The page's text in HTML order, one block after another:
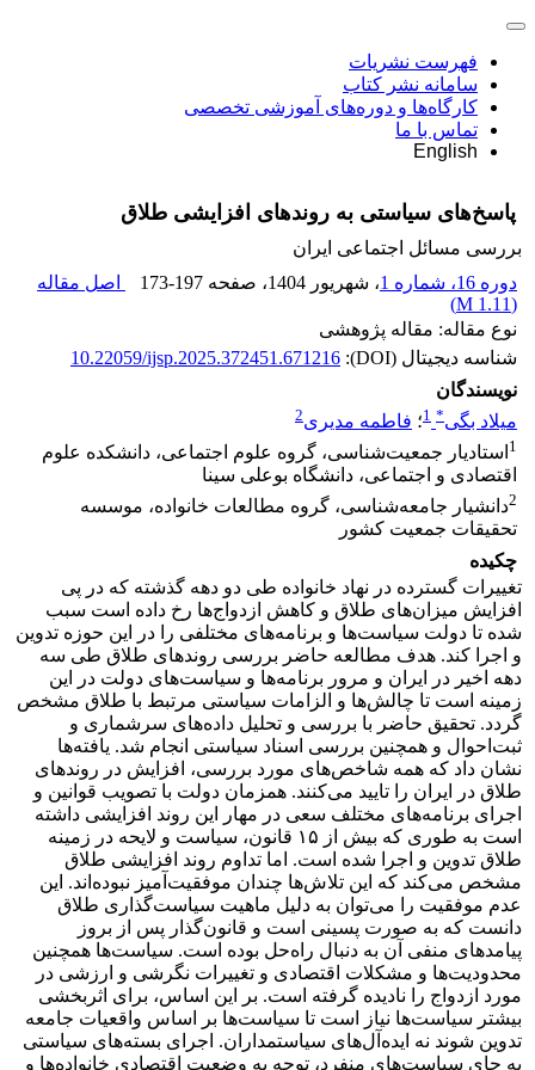
فهرست نشریات
سامانه نشر کتاب
کارگاه‌ها و دوره‌های آموزشی تخصصی
تماس با ما
English
پاسخ‌های سیاستی به روندهای افزایشی طلاق
بررسی مسائل اجتماعی ایران
دوره 16، شماره 1
، شهریور 1404 ، صفحه 173-197
اصل مقاله
(
1.11 M
)
نوع مقاله: مقاله پژوهشی
شناسه دیجیتال (DOI):
10.22059/ijsp.2025.372451.671216
نویسندگان
میلاد بگی*
1؛ فاطمه مدیری2
1 استادیار جمعیت‌شناسی، گروه علوم اجتماعی، دانشکده علوم
اقتصادی و اجتماعی، دانشگاه بوعلی سینا
2دانشیار جامعه‌شناسی، گروه مطالعات خانواده، موسسه
تحقیقات جمعیت کشور
چکیده
تغییرات گسترده در نهاد خانواده طی دو دهه گذشته که در پی
افزایش میزان‌های طلاق و کاهش ازدواج‌ها رخ داده است سبب
شده تا دولت سیاست‌ها و برنامه‌های مختلفی را در این حوزه تدوین
و اجرا کند. هدف مطالعه حاضر بررسی روندهای طلاق طی سه
دهه اخیر در ایران و مرور برنامه‌ها و سیاست‌های دولت در این
زمینه است تا چالش‌ها و الزامات سیاستی مرتبط با طلاق مشخص
گردد. تحقیق حاضر با بررسی و تحلیل داده‌های سرشماری و
ثبت‌احوال و همچنین بررسی اسناد سیاستی انجام شد. یافته‌ها
نشان داد که همه شاخص‌های مورد بررسی، افزایش در روندهای
طلاق در ایران را تایید می‌کنند. همزمان دولت با تصویب قوانین و
اجرای برنامه‌های مختلف سعی در مهار این روند افزایشی داشته
است به طوری که بیش از ۱۵ قانون، سیاست و لایحه در زمینه
طلاق تدوین و اجرا شده است. اما تداوم روند افزایشی طلاق
مشخص می‌کند که این تلاش‌ها چندان موفقیت‌آمیز نبوده‌اند. این
عدم موفقیت را می‌توان به دلیل ماهیت سیاست‌گذاری طلاق
دانست که به صورت پسینی است و قانون‌گذار پس از بروز
پیامدهای منفی آن به دنبال راه‌حل بوده است. سیاست‌ها همچنین
محدودیت‌ها و مشکلات اقتصادی و تغییرات نگرشی و ارزشی در
مورد ازدواج را نادیده گرفته است. بر این اساس، برای اثربخشی
بیشتر سیاست‌ها نیاز است تا سیاست‌ها بر اساس واقعیات جامعه
تدوین شوند نه ایده‌آل‌های سیاستمداران. اجرای بسته‌های سیاستی
به جای سیاست‌های منفرد، توجه به وضعیت اقتصادی خانواده‌ها و